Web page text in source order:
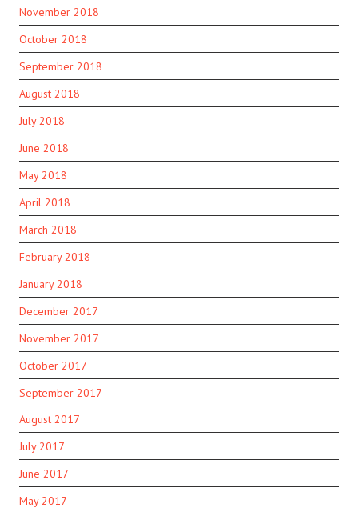
November 2018
October 2018
September 2018
August 2018
July 2018
June 2018
May 2018
April 2018
March 2018
February 2018
January 2018
December 2017
November 2017
October 2017
September 2017
August 2017
July 2017
June 2017
May 2017